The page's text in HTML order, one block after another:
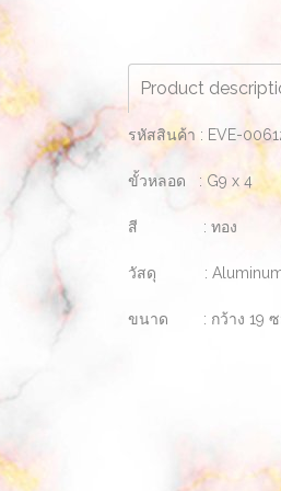
Product
รหัสสินค้า : EVE-
ขั้วหลอด : G9 x 4
สี : ทอง
วัสดุ : Aluminum
ขนาด : กว้าง 19 ซม